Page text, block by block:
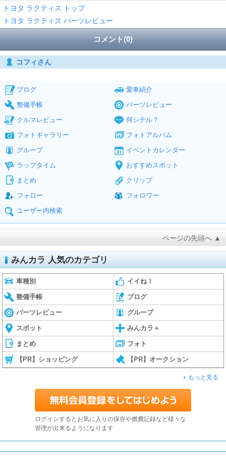
トヨタ ラクティス トップ
トヨタ ラクティス パーツレビュー
コメント(0)
コフィさん
ブログ
愛車紹介
整備手帳
パーツレビュー
クルマレビュー
何シテル？
フォトギャラリー
フォトアルバム
グループ
イベントカレンダー
ラップタイム
おすすめスポット
まとめ
クリップ
フォロー
フォロワー
ユーザー内検索
ページの先頭へ ▲
みんカラ 人気のカテゴリ
車種別 イイね！
整備手帳 ブログ
パーツレビュー グループ
スポット みんカラ＋
まとめ フォト
【PR】ショッピング 【PR】オークション
もっと見る
ログインするとお気に入りの保存や燃費記録など様々な
管理が出来るようになります